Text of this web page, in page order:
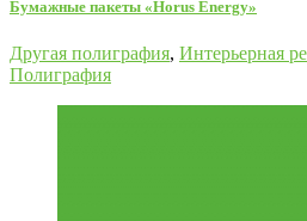
Бумажные пакеты «Horus Energy»
Другая полиграфия, Интерьерная
Полиграфия